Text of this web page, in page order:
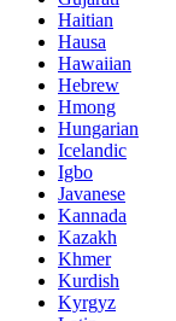
Haitian
Hausa
Hawaiian
Hebrew
Hmong
Hungarian
Icelandic
Igbo
Javanese
Kannada
Kazakh
Khmer
Kurdish
Kyrgyz